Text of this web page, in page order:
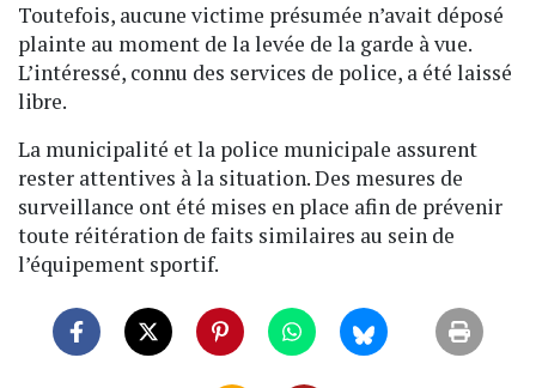
Toutefois, aucune victime présumée n’avait déposé
plainte au moment de la levée de la garde à vue.
L’intéressé, connu des services de police, a été laissé
libre.
La municipalité et la police municipale assurent
rester attentives à la situation. Des mesures de
surveillance ont été mises en place afin de prévenir
toute réitération de faits similaires au sein de
l’équipement sportif.